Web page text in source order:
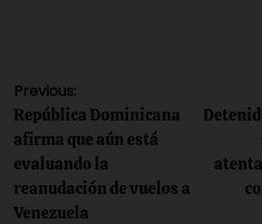
Navegación
de
entradas
Previous:
República Dominicana
afirma que aún está
evaluando la
reanudación de vuelos a
Venezuela